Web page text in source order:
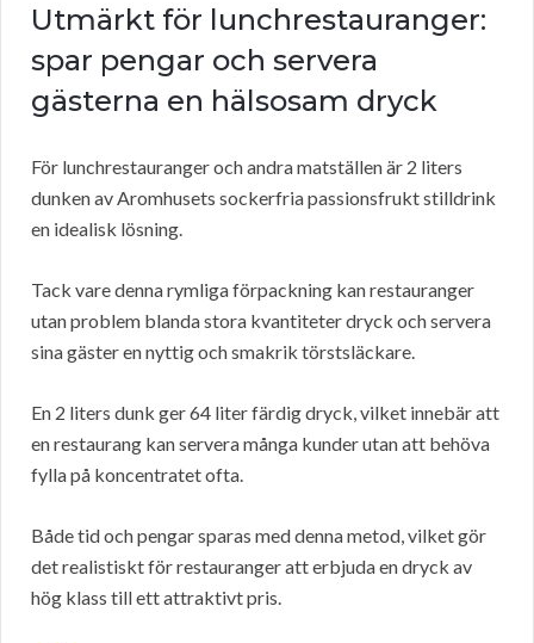
Utmärkt för lunchrestauranger:
spar pengar och servera
gästerna en hälsosam dryck
För lunchrestauranger och andra matställen är 2 liters
dunken av Aromhusets sockerfria passionsfrukt stilldrink
en idealisk lösning.
Tack vare denna rymliga förpackning kan restauranger
utan problem blanda stora kvantiteter dryck och servera
sina gäster en nyttig och smakrik törstsläckare.
En 2 liters dunk ger 64 liter färdig dryck, vilket innebär att
en restaurang kan servera många kunder utan att behöva
fylla på koncentratet ofta.
Både tid och pengar sparas med denna metod, vilket gör
det realistiskt för restauranger att erbjuda en dryck av
hög klass till ett attraktivt pris.